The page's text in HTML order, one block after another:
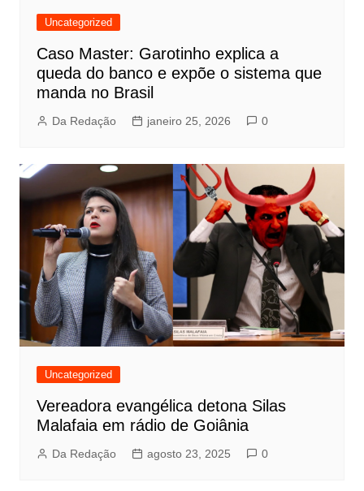
Uncategorized
Caso Master: Garotinho explica a
queda do banco e expõe o sistema que
manda no Brasil
Da Redação janeiro 25, 2026 0
Uncategorized
Vereadora evangélica detona Silas
Malafaia em rádio de Goiânia
Da Redação agosto 23, 2025 0